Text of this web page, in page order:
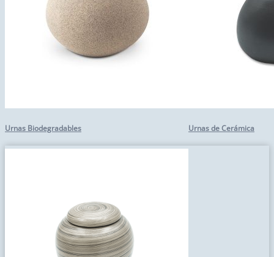
Urnas Biodegradables Urnas de Cerámica